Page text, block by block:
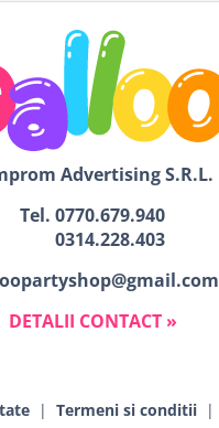
Advertising S.R.L.
Tel. 0770.679.940
0314.228.403
DETALII CONTACT »
| Termeni si conditii |